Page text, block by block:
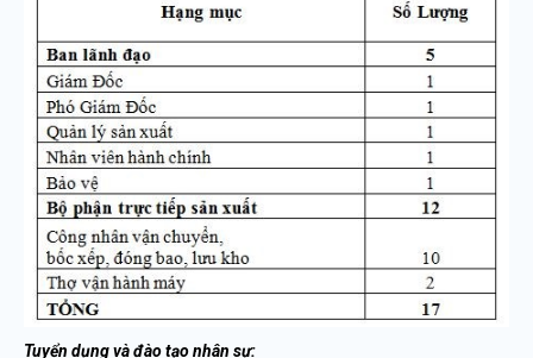
Tuyển dụng và đào tạo nhân sự: